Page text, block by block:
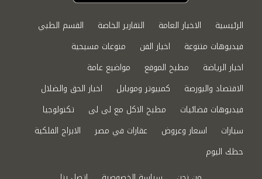
الرئيسية الاخبار العامة التقارير الخاصة
القسم الطبي
فيديوهات متنوعة
اخبار الفن
منوعات مسيحية
اخبار الرياضة
مطبخ الموقع
مواضيع عامة
الاقتصاد والبورصة
كمبيوتر وموبايل
اخبار الحق والضلال
فيديوهات فضائيات
مطبخ الاكل مع لى لى
تكنولوجيا
سيارات
اسعار وعروض عقارات في مصر
الابراج الفلكية
حظك اليوم